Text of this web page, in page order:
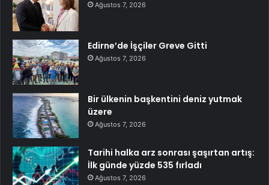
Ağustos 7, 2026
Edirne’de İşçiler Greve Gitti
Ağustos 7, 2026
Bir ülkenin başkentini deniz yutmak
üzere
Ağustos 7, 2026
Tarihi halka arz sonrası şaşırtan artış:
İlk günde yüzde 535 fırladı
Ağustos 7, 2026